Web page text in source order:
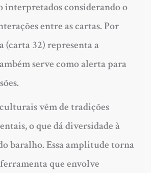
interpretados considerando o
entre as cartas. Por
(carta 32) representa a
serve como alerta para
vêm de tradições
o que dá diversidade à
baralho. Essa amplitude torna
que envolve